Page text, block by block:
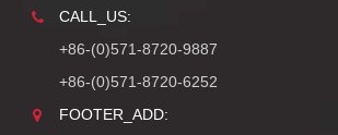
CALL_US:
+86-(0)571-8720-9887
+86-(0)571-8720-6252
FOOTER_ADD: